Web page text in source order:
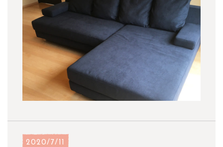
2020/7/11